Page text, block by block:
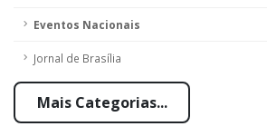
Eventos Nacionais
Jornal de Brasília
Mais Categorias...